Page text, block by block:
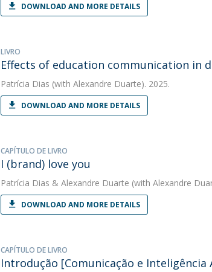
DOWNLOAD AND MORE DETAILS
LIVRO
Effects of education communication in
Patrícia Dias (with Alexandre Duarte). 2025.
DOWNLOAD AND MORE DETAILS
CAPÍTULO DE LIVRO
I (brand) love you
Patrícia Dias & Alexandre Duarte (with Alexandre
DOWNLOAD AND MORE DETAILS
CAPÍTULO DE LIVRO
Introdução [Comunicação e